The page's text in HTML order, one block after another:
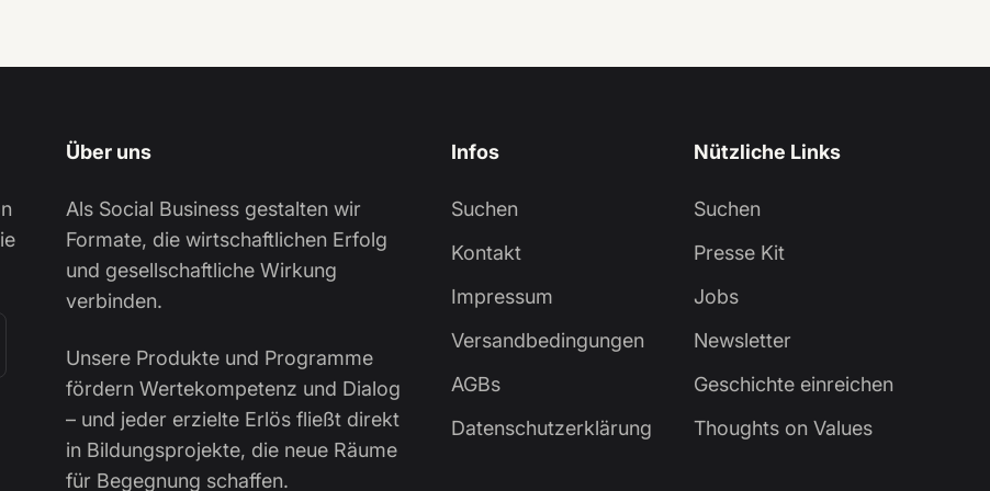
Über uns
Als Social Business gestalten wir
Formate, die wirtschaftlichen Erfolg
und gesellschaftliche Wirkung
verbinden.
Unsere Produkte und Programme
fördern Wertekompetenz und Dialog
– und jeder erzielte Erlös fließt direkt
in Bildungsprojekte, die neue Räume
für Begegnung schaffen.
Infos
Suchen
Kontakt
Impressum
Versandbedingungen
AGBs
Datenschutzerklärung
Nützliche Links
Suchen
Presse Kit
Jobs
Newsletter
Geschichte einreichen
Thoughts on Values